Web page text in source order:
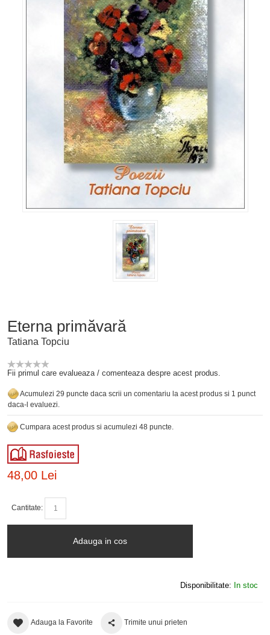
Eterna primăvară
Tatiana Topciu
Fii primul care evalueaza / comenteaza despre acest produs.
Acumulezi 29 puncte daca scrii un comentariu la acest produs si 1 punct
daca-l evaluezi.
Cumpara acest produs si acumulezi 48 puncte.
48,00 Lei
Cantitate:
Adauga in cos
Disponibilitate: In stoc
Adauga la Favorite Trimite unui prieten